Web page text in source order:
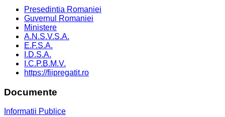
Presedintia Romaniei
Guvernul Romaniei
Ministere
A.N.S.V.S.A.
E.F.S.A.
I.D.S.A.
I.C.P.B.M.V.
https://fiipregatit.ro
Documente
Informatii Publice